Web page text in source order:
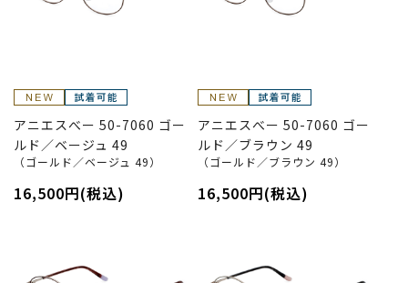
アニエスべー 50-7060 ゴー
ルド／ベージュ 49
（ゴールド／ベージュ 49）
16,500円(税込)
アニエスべー 50-7060 ゴー
ルド／ブラウン 49
（ゴールド／ブラウン 49）
16,500円(税込)